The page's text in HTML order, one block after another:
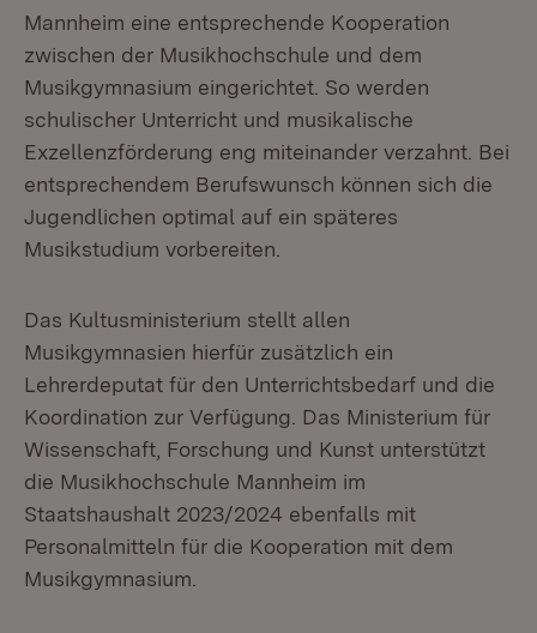
Mannheim eine entsprechende Kooperation
zwischen der Musikhochschule und dem
Musikgymnasium eingerichtet. So werden
schulischer Unterricht und musikalische
Exzellenzförderung eng miteinander verzahnt. Bei
entsprechendem Berufswunsch können sich die
Jugendlichen optimal auf ein späteres
Musikstudium vorbereiten.
Das Kultusministerium stellt allen
Musikgymnasien hierfür zusätzlich ein
Lehrerdeputat für den Unterrichtsbedarf und die
Koordination zur Verfügung. Das Ministerium für
Wissenschaft, Forschung und Kunst unterstützt
die Musikhochschule Mannheim im
Staatshaushalt 2023/2024 ebenfalls mit
Personalmitteln für die Kooperation mit dem
Musikgymnasium.